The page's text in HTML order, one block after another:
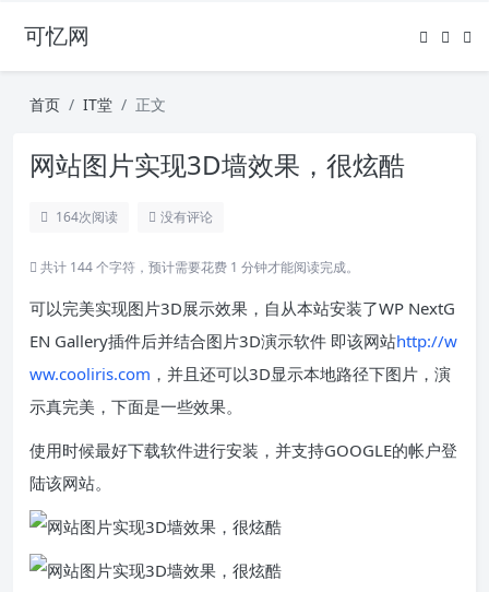
可忆网
首页 IT堂 正文
网站图片实现3D墙效果，很炫酷
164次阅读 没有评论
共计 144 个字符，预计需要花费 1 分钟才能阅读完成。
可以完美实现图片3D展示效果，自从本站安装了WP NextG
EN Gallery插件后并结合图片3D演示软件 即该网站http://w
ww.cooliris.com ，并且还可以3D显示本地路径下图片，演
示真完美，下面是一些效果。
使用时候最好下载软件进行安装，并支持GOOGLE的帐户登
陆该网站。